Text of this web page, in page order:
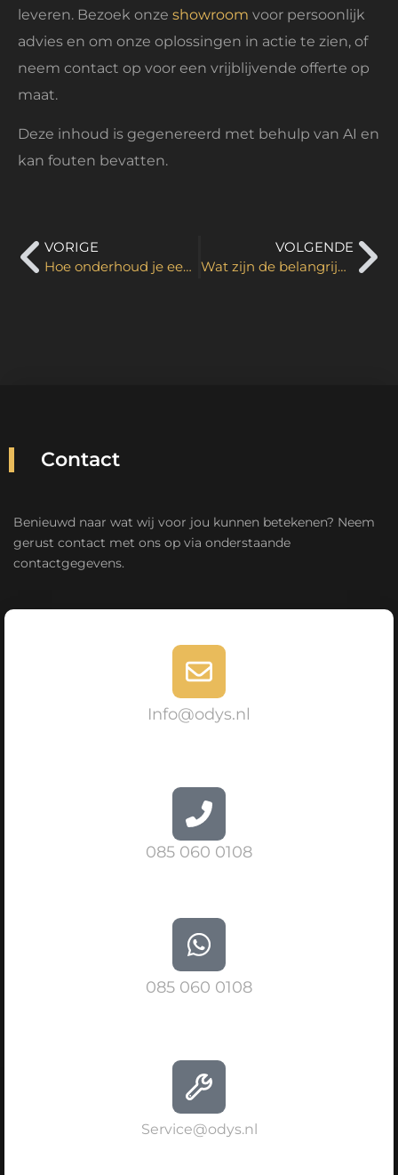
leveren. Bezoek onze showroom voor persoonlijk
advies en om onze oplossingen in actie te zien, of
neem contact op voor een vrijblijvende offerte op
maat.
Deze inhoud is gegenereerd met behulp van AI en
kan fouten bevatten.
VORIGE
Hoe onderhoud je een Prowise scherm goed?
VOLGENDE
Wat zijn de belangrijkste elementen bij meeting room inrichten?
Contact
Benieuwd naar wat wij voor jou kunnen betekenen? Neem
gerust contact met ons op via onderstaande
contactgegevens.
Info@odys.nl
085 060 0108
085 060 0108
Service@odys.nl